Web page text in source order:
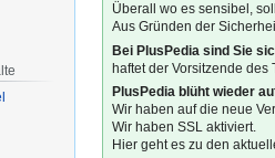
Überall wo es sensibel,
Aus Gründen der
Bei PlusPedia sind Sie
haftet der Vorsitzende des
PlusPedia blüht wieder
Wir haben auf die neue
Wir haben SSL aktiviert.
Hier geht es zu den